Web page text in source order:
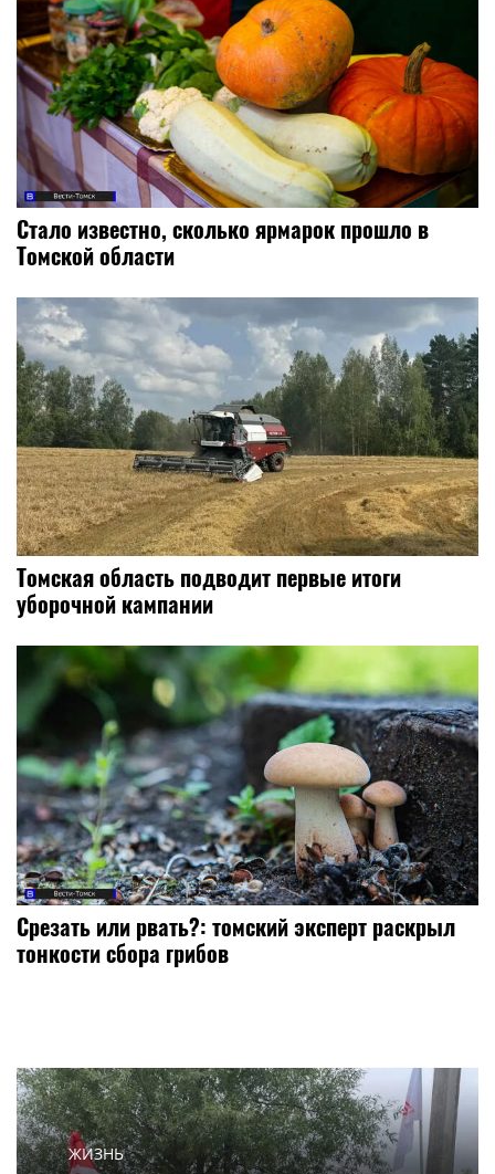
Стало известно, сколько ярмарок прошло в
Томской области
Томская область подводит первые итоги
уборочной кампании
Срезать или рвать?: томский эксперт раскрыл
тонкости сбора грибов
ЖИЗНЬ